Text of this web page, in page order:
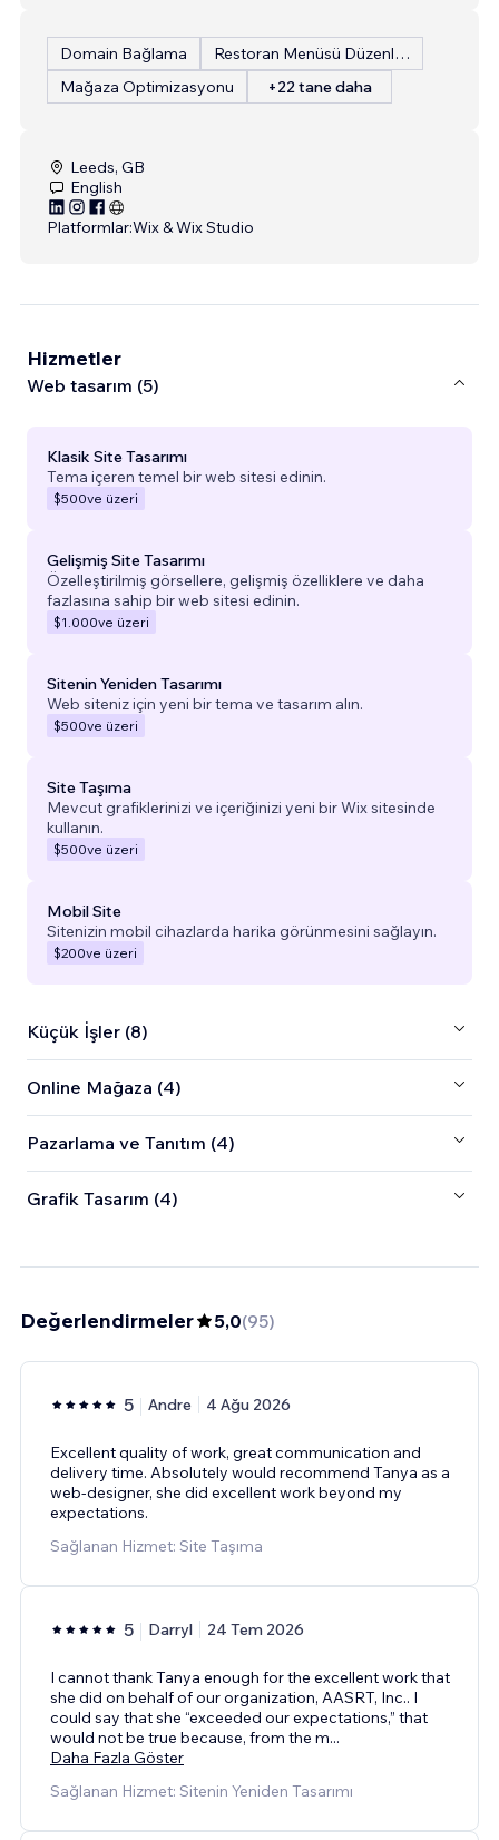
Domain Bağlama
Restoran Menüsü Düzenleme
Mağaza Optimizasyonu
+22 tane daha
Leeds, GB
English
Platformlar:Wix & Wix Studio
Hizmetler
Web tasarım (5)
Klasik Site Tasarımı
Tema içeren temel bir web sitesi edinin.
$500ve üzeri
Gelişmiş Site Tasarımı
Özelleştirilmiş görsellere, gelişmiş özelliklere ve daha
fazlasına sahip bir web sitesi edinin.
$1.000ve üzeri
Sitenin Yeniden Tasarımı
Web siteniz için yeni bir tema ve tasarım alın.
$500ve üzeri
Site Taşıma
Mevcut grafiklerinizi ve içeriğinizi yeni bir Wix sitesinde
kullanın.
$500ve üzeri
Mobil Site
Sitenizin mobil cihazlarda harika görünmesini sağlayın.
$200ve üzeri
Küçük İşler (8)
Online Mağaza (4)
Pazarlama ve Tanıtım (4)
Grafik Tasarım (4)
Değerlendirmeler 5,0(95)
5 Andre 4 Ağu 2026
Excellent quality of work, great communication and
delivery time. Absolutely would recommend Tanya as a
web-designer, she did excellent work beyond my
expectations.
Sağlanan Hizmet: Site Taşıma
5 Darryl 24 Tem 2026
I cannot thank Tanya enough for the excellent work that
she did on behalf of our organization, AASRT, Inc.. I
could say that she “exceeded our expectations,” that
would not be true because, from the m...
Daha Fazla Göster
Sağlanan Hizmet: Sitenin Yeniden Tasarımı